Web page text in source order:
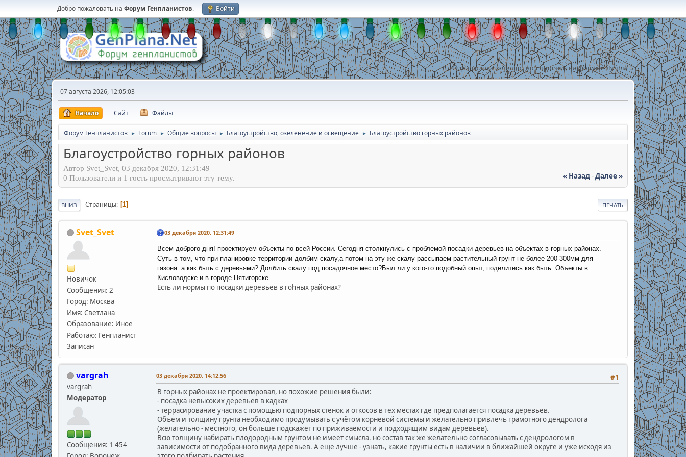
Добро пожаловать на Форум Генпланистов. Войти
Одна голова хорошо, но спросить на форуме лучше !
07 августа 2026, 12:05:03
Начало Сайт Файлы
Форум Генпланистов ► Forum ► Общие вопросы ► Благоустройство, озеленение и освещение ► Благоустройство горных районов
Благоустройство горных районов
Автор Svet_Svet, 03 декабря 2020, 12:31:49
« Назад-Далее »
0 Пользователи и 1 гость просматривают эту тему.
ПЕЧАТЬ
ВНИЗ Страницы 1
Svet_Svet
Новичок
Сообщения: 2
Город: Москва
Имя: Светлана
Образование: Иное
Работаю: Генпланист
Записан
03 декабря 2020, 12:31:49
Всем доброго дня! проектируем объекты по всей России. Сегодня столкнулись с проблемой посадки деревьев на объектах в горных районах.
Суть в том, что при планировке территории долбим скалу,а потом на эту же скалу рассыпаем растительный грунт не более 200-300мм для
газона. а как быть с деревьями? Долбить скалу под посадочное место?Был ли у кого-то подобный опыт, поделитесь как быть. Объекты в
Кисловодске и в городе Пятигорске.
Есть ли нормы по посадки деревьев в гоhных районах?
vargrah
vargrah
Модератор
Сообщения: 1 454
#1
03 декабря 2020, 14:12:56
В горных районах не проектировал, но похожие решения были:
- посадка невысоких деревьев в кадках
- террасирование участка с помощью подпорных стенок и откосов в тех местах где предполагается посадка деревьев.
Объем и толщину грунта необходимо продумывать с учётом корневой системы и желательно привлечь грамотного дендролога
(желательно - местного, он больше подскажет по приживаемости и подходящим видам деревьев).
Всю толщину набирать плодородным грунтом не имеет смысла. но состав так же желательно согласовывать с дендрологом в
зависимости от подобранного вида деревьев. А еще лучше - узнать, какие грунты есть в наличии в ближайшей округе и уже исходя из